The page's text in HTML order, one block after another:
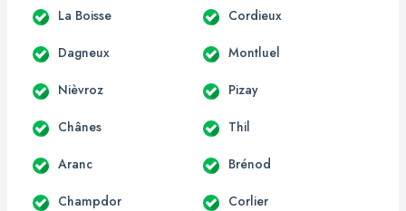
La Boisse Cordieux
Dagneux Montluel
Nièvroz Pizay
Chânes Thil
Aranc Brénod
Champdor Corlier